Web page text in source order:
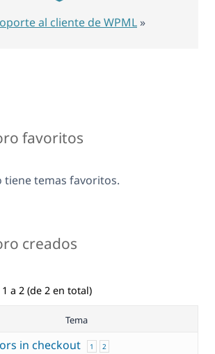
favoritos
tiene temas favoritos.
creados
a 2 (de 2 en total)
Tema
in checkout 1 2
al cliente de WPML »